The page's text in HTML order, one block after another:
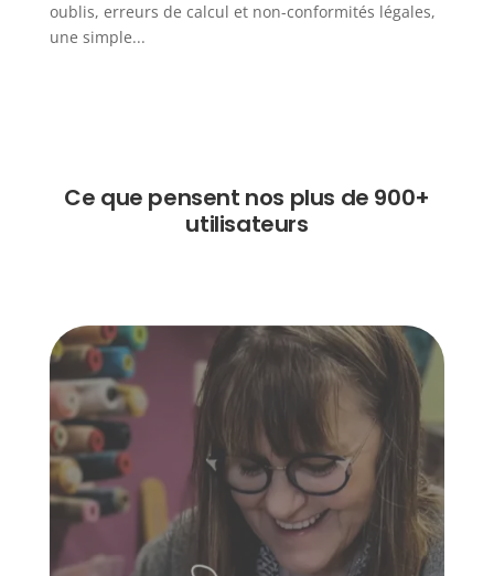
oublis, erreurs de calcul et non-conformités légales,
une simple...
Ce que pensent nos plus de 900+
utilisateurs